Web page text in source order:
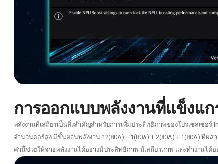
การออกแบบพลังงานที่แข็งแก
พลังงานที่เสถียรเป็นสิ่งสำคัญสำหรับการเพิ่มประสิทธิภาพของโปรเซสเซอร์
จำนวนคอร์สูง มีขั้นตอนพลังงาน 12(80A) + 1(80A) + 2(80A) + 1(80A) ที่ผ
ค่านี้ช่วยให้จ่ายพลังงานได้อย่างมีประสิทธิภาพ มีเสถียรภาพ และทำงานไ